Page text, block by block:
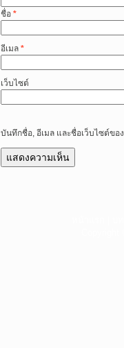
ชื่อ *
อีเมล *
เว็บไซต์
บันทึกชื่อ, อีเมล และชื่อเว็บไซต์ขอ